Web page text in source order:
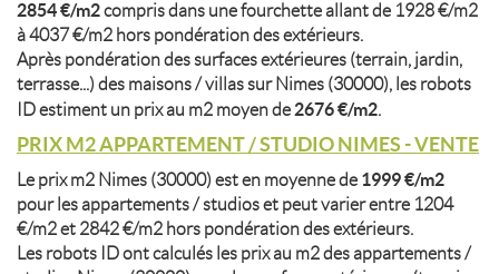
2854 €/m2compris dans une fourchette allant de 1928 €/m2
à 4037 €/m2 hors pondération des extérieurs.
Après pondération des surfaces extérieures (terrain, jardin,
terrasse...) des maisons / villas sur Nimes (30000), les robots
ID estiment un prix au m2 moyen de 2676 €/m2.
PRIX M2 APPARTEMENT / STUDIO NIMES - VENTE
Le prix m2 Nimes (30000) est en moyenne de 1999 €/m2
pour les appartements / studios et peut varier entre 1204
€/m2 et 2842 €/m2 hors pondération des extérieurs.
Les robots ID ont calculés les prix au m2 des appartements /